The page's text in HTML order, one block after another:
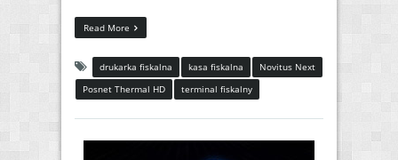
Read More
drukarka fiskalna kasa fiskalna
Novitus Next
Posnet Thermal HD
terminal fiskalny